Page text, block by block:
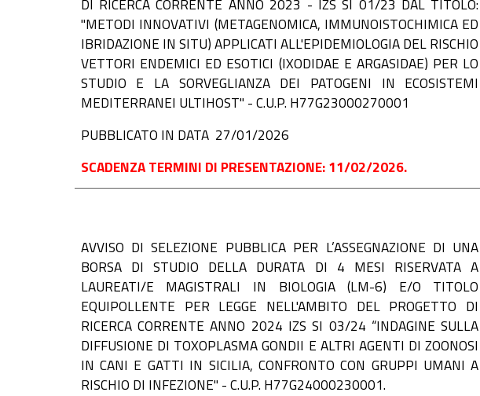
DI RICERCA CORRENTE ANNO 2023 - IZS SI 01/23 DAL TITOLO:
"METODI INNOVATIVI (METAGENOMICA, IMMUNOISTOCHIMICA ED
IBRIDAZIONE IN SITU) APPLICATI ALL'EPIDEMIOLOGIA DEL RISCHIO
VETTORI ENDEMICI ED ESOTICI (IXODIDAE E ARGASIDAE) PER LO
STUDIO E LA SORVEGLIANZA DEI PATOGENI IN ECOSISTEMI
MEDITERRANEI ULTIHOST" - C.U.P. H77G23000270001
PUBBLICATO IN DATA 27/01/2026
SCADENZA TERMINI DI PRESENTAZIONE: 11/02/2026.
AVVISO DISELEZIONE PUBBLICA PER L’ASSEGNAZIONE DI UNA
BORSA DI STUDIO DELLA DURATA DI 4 MESI RISERVATA A
LAUREATI/E MAGISTRALI IN BIOLOGIA (LM-6) E/O TITOLO
EQUIPOLLENTE PER LEGGE NELL'AMBITO DEL PROGETTO DI
RICERCA CORRENTE ANNO 2024 IZS SI 03/24 “INDAGINE SULLA
DIFFUSIONE DI TOXOPLASMA GONDII E ALTRI AGENTI DI ZOONOSI
IN CANI E GATTI IN SICILIA, CONFRONTO CON GRUPPI UMANI A
RISCHIO DI INFEZIONE" - C.U.P. H77G24000230001.